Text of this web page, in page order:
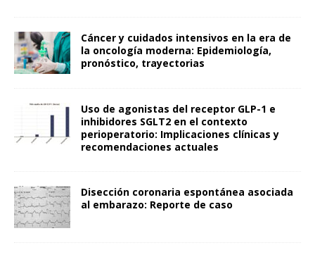
Cáncer y cuidados intensivos en la era de
la oncología moderna: Epidemiología,
pronóstico, trayectorias
Uso de agonistas del receptor GLP-1 e
inhibidores SGLT2 en el contexto
perioperatorio: Implicaciones clínicas y
recomendaciones actuales
Disección coronaria espontánea asociada
al embarazo: Reporte de caso